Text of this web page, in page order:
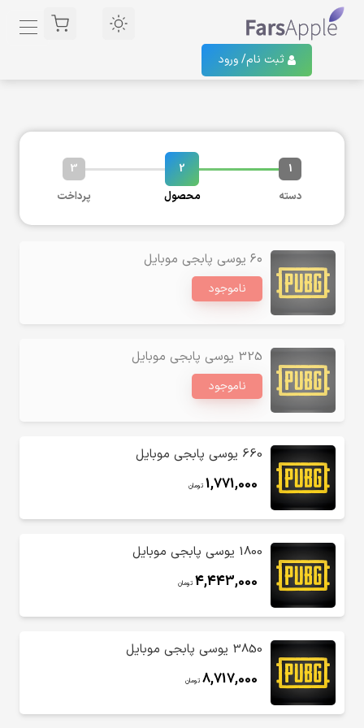
ثبت نام/ورود
1
دسته
2
محصول
3
پرداخت
۶۰ یوسی پابجی موبایل
ناموجود
325 یوسی پابجی موبایل
ناموجود
660 یوسی پابجی موبایل
1,771,000 تومان
1800 یوسی پابجی موبایل
4,443,000 تومان
3850 یوسی پابجی موبایل
8,717,000 تومان